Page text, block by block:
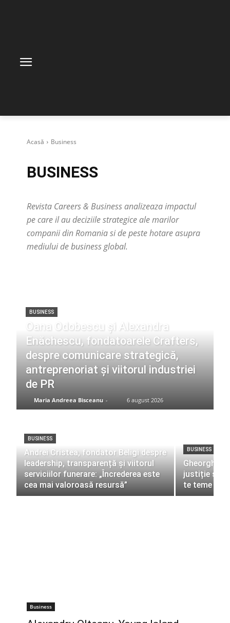
Acasă Business
BUSINESS
Revista Careers & Business analizeaza impactul
pe care il au deciziile strategice ale marilor
companii din Romania si de peste hotare asupra
mediului de business global.
BUSINESS
Oana Odobescu și Alexandra
Enăchescu, fondatoarele Crafters,
despre comunicare strategică,
antreprenoriat și viitorul industriei
de PR
Maria Andreea Bisceanu - 6 august 2026
BUSINESS
Andrei Cristea, fondator Beligi despre
leadership, transparență și viitorul
serviciilor funerare: „Încrederea este
cea mai valoroasă resursă”
BUSINESS
Gheorghe
justiție și
te teme de
Business